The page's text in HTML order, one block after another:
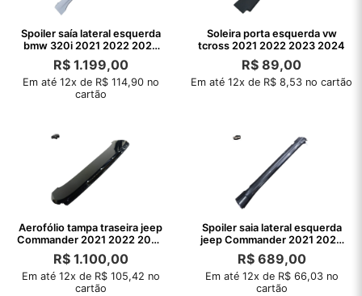
Spoiler saía lateral esquerda
bmw 320i 2021 2022 2023
2024
R$1.199,00
Em até 12x de R$ 114,90 no
cartão
Soleira porta esquerda vw
tcross 2021 2022 2023 2024
R$ 89,00
Em até 12x de R$ 8,53 no cartão
Aerofólio tampa traseira jeep
Commander 2021 2022 2023
2024
R$1.100,00
Em até 12x de R$ 105,42 no
cartão
Spoiler saia lateral esquerda
jeep Commander 2021 2022
2023
R$689,00
Em até 12x de R$ 66,03 no
cartão